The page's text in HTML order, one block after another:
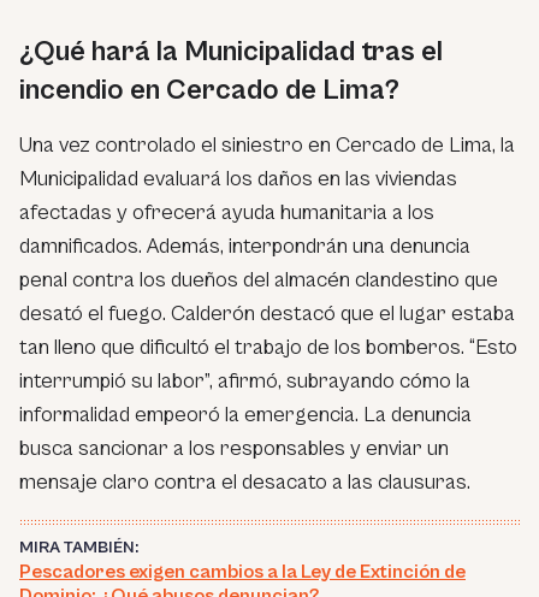
¿Qué hará la Municipalidad tras el
incendio en Cercado de Lima?
Una vez controlado el siniestro en Cercado de Lima, la
Municipalidad evaluará los daños en las viviendas
afectadas y ofrecerá ayuda humanitaria a los
damnificados. Además, interpondrán una denuncia
penal contra los dueños del almacén clandestino que
desató el fuego. Calderón destacó que el lugar estaba
tan lleno que dificultó el trabajo de los bomberos. “Esto
interrumpió su labor”, afirmó, subrayando cómo la
informalidad empeoró la emergencia. La denuncia
busca sancionar a los responsables y enviar un
mensaje claro contra el desacato a las clausuras.
MIRA TAMBIÉN:
Pescadores exigen cambios a la Ley de Extinción de